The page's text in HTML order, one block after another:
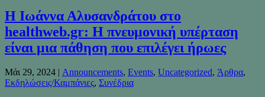
Η Ιωάννα Αλυσανδράτου στο
healthweb.gr: Η πνευμονική υπέρταση
είναι μια πάθηση που επιλέγει ήρωες
Μάι 29, 2024 | Announcements, Events, Uncategorized, Άρθρα,
Εκδηλώσεις/Καμπάνιες, Συνέδρια